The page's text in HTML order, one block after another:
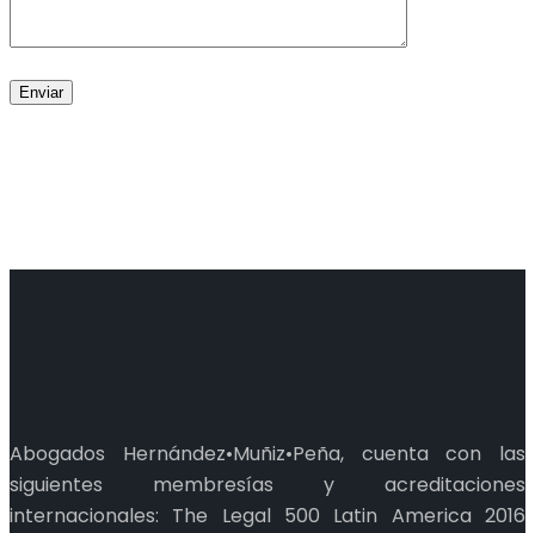
Abogados Hernández•Muñiz•Peña, cuenta con las
siguientes membresías y acreditaciones
internacionales: The Legal 500 Latin America 2016